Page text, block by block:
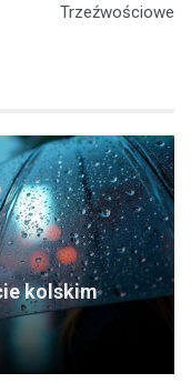
Trzeźwościowe
kolskim